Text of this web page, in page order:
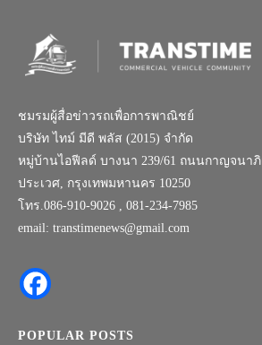
ชมรมผู้สื่อข่าวรถเพื่อการพาณิชย์
บริษัท ไทม์ มีดี พลัส (2015) จำกัด
หมู่บ้านไอฟีลด์ บางนา 239/61 ถนนกาญจนาภิ
ประเวศ, กรุงเทพมหานคร 10250
โทร.086-910-9026 , 081-234-7985
email: transtimenews@gmail.com
POPULAR POSTS